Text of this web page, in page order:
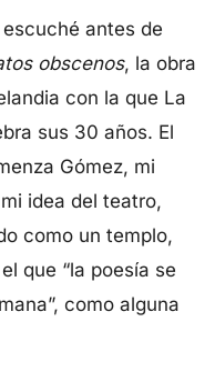
antes de
obscenos, la obra
con la que La
sus 30 años. El
Gómez, mi
idea del teatro,
como un templo,
que “la poesía se
como alguna